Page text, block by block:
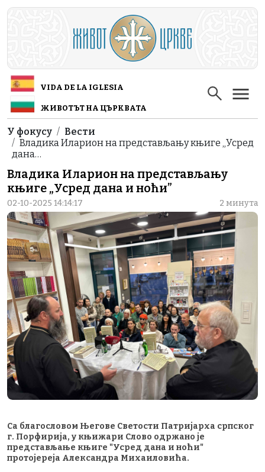
Skip to main content
VIDA DE LA IGLESIA
ЖИВОТЪТ НА ЦЪРКВАТА
Breadcrumb
У фокусу
Вести
Владика Иларион на представљању књиге „Усред
дана…
Владика Иларион на представљању
књиге „Усред дана и ноћи”
02-10-2025 14:14:17 2 минута
Са благословом Његове Светости Патријарха српског
г. Порфирија, у књижари Слово одржано је
представљање књиге "Усред дана и ноћи"
протојереја Александра Михаиловића.